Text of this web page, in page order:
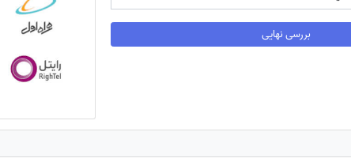
بررسی نهایی